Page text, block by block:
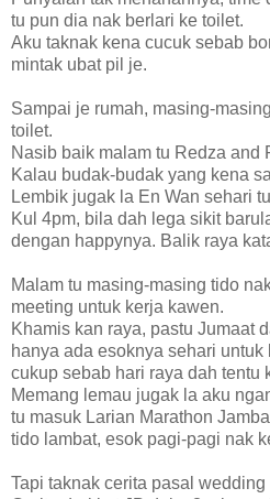
tu pun dia nak berlari ke toilet.
Aku taknak kena cucuk sebab
mintak ubat pil je.
Sampai je rumah, masing-
toilet.
Nasib baik malam tu Redza and
Kalau budak-budak yang kena
Lembik jugak la En Wan sehari
Kul 4pm, bila dah lega sikit
dengan happynya. Balik raya
Malam tu masing-masing tido
meeting untuk kerja kawen.
Khamis kan raya, pastu Jumaat
hanya ada esoknya sehari
cukup sebab hari raya dah tentu
Memang lemau jugak la aku
tu masuk Larian Marathon
tido lambat, esok pagi-pagi nak
Tapi taknak cerita pasal